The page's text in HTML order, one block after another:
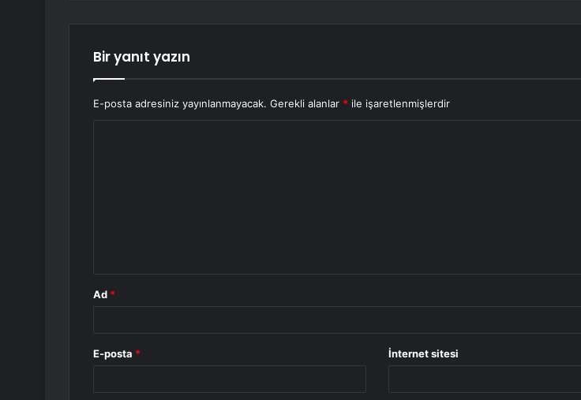
Bir yanıt yazın
E-posta adresiniz yayınlanmayacak. Gerekli alanlar * ile işaretlenmişlerdir
Ad *
E-posta * İnternet sitesi